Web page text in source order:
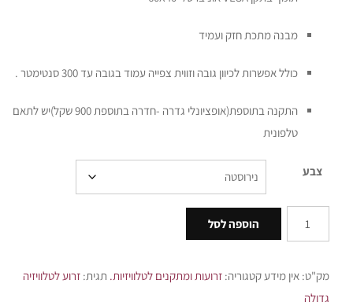
מבנה מתכת חזק ועמיד
כולל אפשרות לכיוון גובה וזווית צפייה עמוד בגובה עד 300 סנטימטר .
התקנה בתוספת(אופציונלי גדרה -חדרה בתוספת 900 שקל)יש לתאם
טלפונית
צבע
הוספה לסל
מק"ט: אין מידעקטגוריה: זרועות ומתקנים לטלוויזיות. תגית: זרוע לטלוויזיה
גדולה